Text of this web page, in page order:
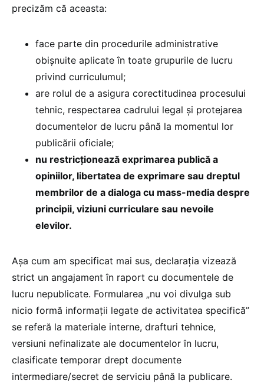
precizăm că aceasta:
face parte din procedurile administrative
obișnuite aplicate în toate grupurile de lucru
privind curriculumul;
are rolul de a asigura corectitudinea procesului
tehnic, respectarea cadrului legal și protejarea
documentelor de lucru până la momentul lor
publicării oficiale;
nu restricționează exprimarea publică a
opiniilor, libertatea de exprimare sau dreptul
membrilor de a dialoga cu mass-media despre
principii, viziuni curriculare sau nevoile
elevilor.
Așa cum am specificat mai sus, declarația vizează
strict un angajament în raport cu documentele de
lucru nepublicate. Formularea „nu voi divulga sub
nicio formă informații legate de activitatea specifică”
se referă la materiale interne, drafturi tehnice,
versiuni nefinalizate ale documentelor în lucru,
clasificate temporar drept documente
intermediare/secret de serviciu până la publicare.